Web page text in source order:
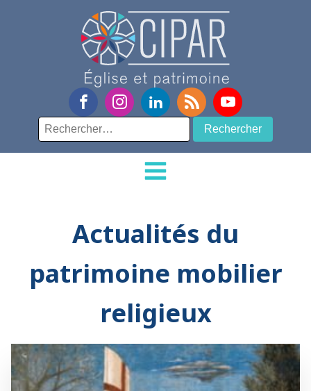
Rechercher :
Actualités du
patrimoine mobilier
religieux